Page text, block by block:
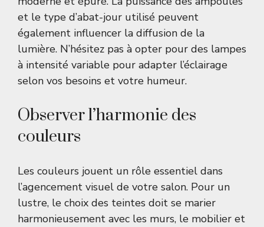
et le type d’abat-jour utilisé peuvent
également influencer la diffusion de la
lumière. N’hésitez pas à opter pour des lampes
à intensité variable pour adapter l’éclairage
selon vos besoins et votre humeur.
Observer l’harmonie des
couleurs
Les couleurs jouent un rôle essentiel dans
l’agencement visuel de votre salon. Pour un
lustre, le choix des teintes doit se marier
harmonieusement avec les murs, le mobilier et